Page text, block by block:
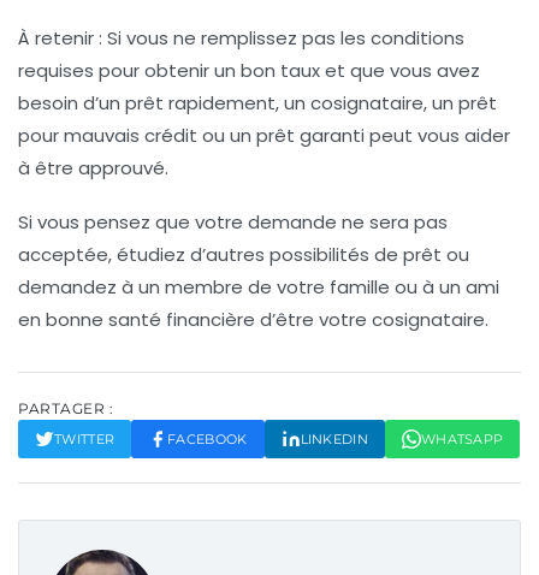
À retenir : Si vous ne remplissez pas les conditions
requises pour obtenir un bon taux et que vous avez
besoin d’un prêt rapidement, un cosignataire, un prêt
pour mauvais crédit ou un prêt garanti peut vous aider
à être approuvé.
Si vous pensez que votre demande ne sera pas
acceptée, étudiez d’autres possibilités de prêt ou
demandez à un membre de votre famille ou à un ami
en bonne santé financière d’être votre cosignataire.
PARTAGER :
TWITTER FACEBOOK LINKEDIN WHATSAPP